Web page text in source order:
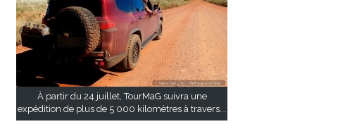
À partir du 24 juillet, TourMaG suivra une
expédition de plus de 5 000 kilomètres à travers...